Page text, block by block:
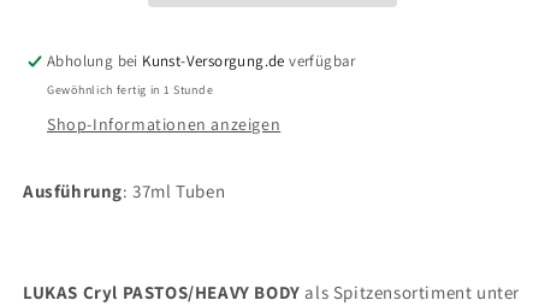
4132
(37ml)
4132
(37ml)
Abholung bei Kunst-Versorgung.de verfügbar
Gewöhnlich fertig in 1 Stunde
Shop-Informationen anzeigen
Ausführung: 37ml Tuben
LUKAS Cryl PASTOS/HEAVY BODY als Spitzensortiment unter